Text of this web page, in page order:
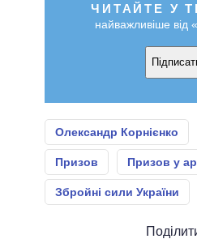
ЧИТАЙТЕ У
найважливіше від
Олександр Корнієнко
Призов Призов у
Збройні сили України